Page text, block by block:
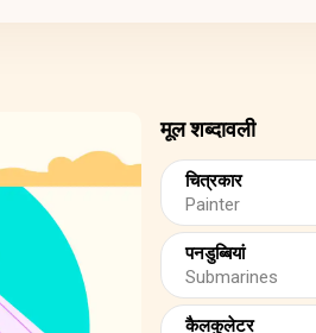
मूल शब्दावली
चित्रकार
Painter
पनडुब्बियां
Submarines
कैलकुलेटर